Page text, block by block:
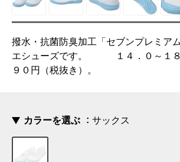
撥水・抗菌防臭加工「セブンプレミア
エシューズです。 １４．０～１８
９０円（税抜き）。
カラーを選ぶ サックス